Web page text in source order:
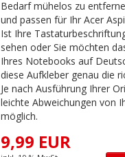
Bedarf mühelos zu
und passen für Ihr Acer
Ist Ihre
sehen oder Sie möchten
Ihres Notebooks auf
diese Aufkleber genau die
Je nach Ausführung Ihrer
leichte Abweichungen von
möglich.
9,99 EUR